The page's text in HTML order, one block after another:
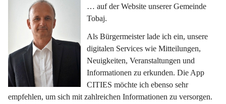
… auf der Website unserer Gemeinde
Tobaj.
Als Bürgermeister lade ich ein, unsere
digitalen Services wie Mitteilungen,
Neuigkeiten, Veranstaltungen und
Informationen zu erkunden. Die App
CITIES möchte ich ebenso sehr
empfehlen, um sich mit zahlreichen Informationen zu versorgen.